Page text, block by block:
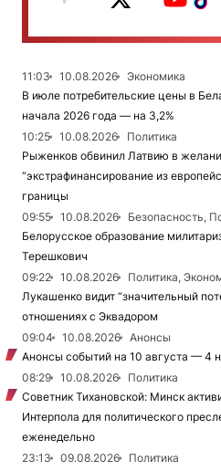
11:03 10.08.2026
Экономика
В июле потребительские цены в
начала 2026 года — на 3,2%
10:25
10.08.2026
Политика
Рыженков обвинил Латвию в
“экстрафинансирование из
границы
09:55
10.08.2026
Безопасность,
Белорусское образование
Терешкович
09:22
10.08.2026
Политика,
Лукашенко видит “значительный
отношениях с Эквадором
09:04
10.08.2026
Анонсы
Анонсы событий на 10 августа — 4
08:29
10.08.2026
Политика
Советник Тихановской: Минск
Интерпола для политического
еженедельно
23:13
09.08.2026
Политика